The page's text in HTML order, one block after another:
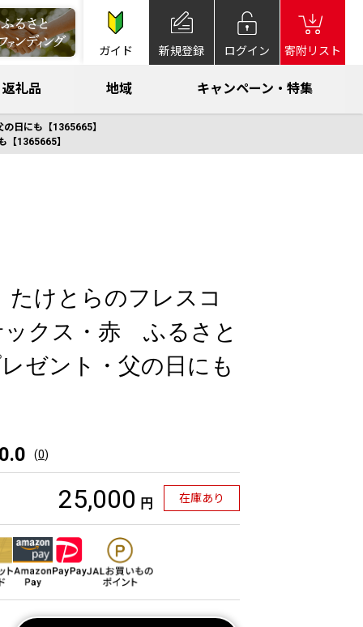
ガイド 新規登録 ログイン 寄附リスト
返礼品 地域 キャンペーン・特集
日にも【1365665】
1365665】
けとらのフレスコ
クス・赤 ふるさと
ゼント・父の日にも
(0)
25,000 円 在庫あり